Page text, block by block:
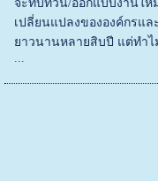
จะทบทวน/ออกแบบงานใหม่
เปลี่ยนแปลงขององค์กรและ
ยาวนานหลายสิบปี แต่ทำไ